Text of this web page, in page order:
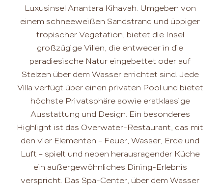
Luxusinsel Anantara Kihavah. Umgeben von
einem schneeweißen Sandstrand und üppiger
tropischer Vegetation, bietet die Insel
großzügige Villen, die entweder in die
paradiesische Natur eingebettet oder auf
Stelzen über dem Wasser errichtet sind. Jede
Villa verfügt über einen privaten Pool und bietet
höchste Privatsphäre sowie erstklassige
Ausstattung und Design. Ein besonderes
Highlight ist das Overwater-Restaurant, das mit
den vier Elementen – Feuer, Wasser, Erde und
Luft – spielt und neben herausragender Küche
ein außergewöhnliches Dining-Erlebnis
verspricht. Das Spa-Center, über dem Wasser